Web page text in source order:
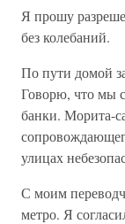
Я прошу
без колебаний.
По пути домой
Говорю, что мы
банки. Морита-
улицах
С моим
метро. Я